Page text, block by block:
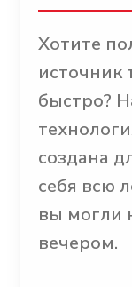
Хотите
источник
быстро?
создана
себя всю
вы могли
вечером.